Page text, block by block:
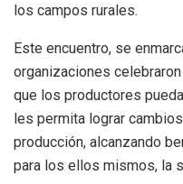
los campos rurales.
Este encuentro, se
organizaciones
que los productores
les permita lograr
producción, alcanzando
para los ellos mismos, la